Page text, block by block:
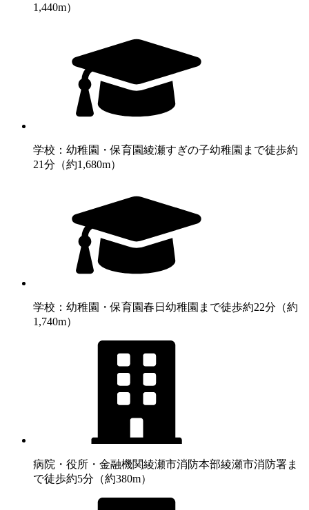
1,440m）
学校：幼稚園・保育園綾瀬すぎの子幼稚園まで徒歩約
21分（約1,680m）
学校：幼稚園・保育園春日幼稚園まで徒歩約22分（約
1,740m）
病院・役所・金融機関綾瀬市消防本部綾瀬市消防署ま
で徒歩約5分（約380m）